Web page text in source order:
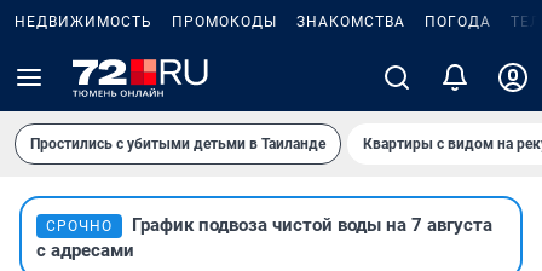
НЕДВИЖИМОСТЬ ПРОМОКОДЫ ЗНАКОМСТВА ПОГОДА
Простились с убитыми детьми в Таиланде Квартиры с видом на
СРОЧНО
График подвоза чистой воды на 7 августа
с адресами